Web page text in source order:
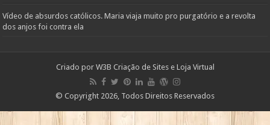
Vídeo de absurdos católicos. Maria viaja muito pro purgatório e a revolta
dos anjos foi contra ela
Criado por W3B Criação de Sites e Loja Virtual
© Copyright 2026, Todos Direitos Reservados